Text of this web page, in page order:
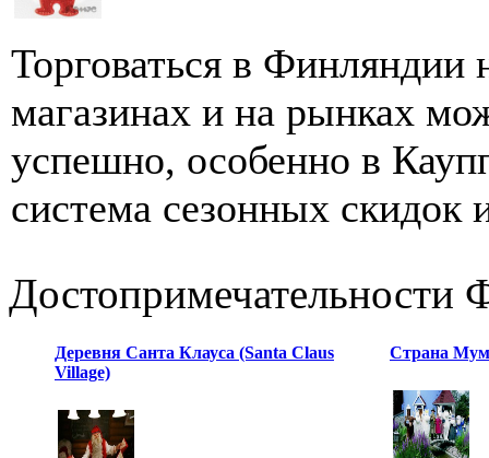
Торговаться в Финляндии
магазинах и на рынках
успешно, особенно в
система сезонных скидок
Достопримечательности
Деревня Санта Клауса (Santa Claus
Village)
Страна